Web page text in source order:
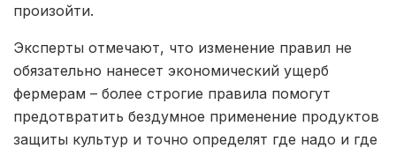
произойти.
Эксперты отмечают, что изменение правил не
обязательно нанесет экономический ущерб
фермерам – более строгие правила помогут
предотвратить бездумное применение продуктов
защиты культур и точно определят где надо и где